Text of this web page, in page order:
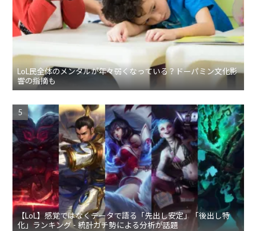
LoL民全体のメンタルが年々弱くなっている？ドーパミン文化影
響の指摘も
【LoL】感覚ではなくデータで語る「先出し安定」「後出し特
化」ランキング - 統計ガチ勢による分析が話題